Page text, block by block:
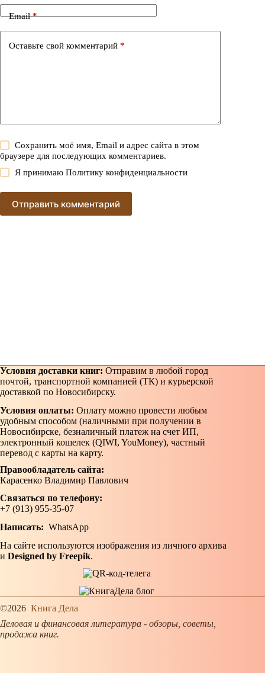
Email*
Оставьте свой комментарий *
Сохранить моё имя, Email и адрес сайта в этом
браузере для последующих комментариев.
Я принимаюПолитику конфиденциальности
Отправить комментарий
Условия доставки книг: Отправим в любой город
почтой, транспортной компанией (ТК) и курьерской
доставкой по Новосибирску.
Условия оплаты: Оплату можно провести любым
удобным способом (наличными при получении в
Новосибирске, безналичный платеж на счет ИП,
электронный кошелек (QIWI, YouMoney), частный
перевод с карты на карту.
Правообладатель сайта:
Карасенко Владимир Павлович
Связаться по телефону:
+7 (913) 955-35-07
Написать: WhatsApp
На сайте используются изображения из личного архива
и Designed by Freepik.
©2026 Книга Дела
Деловая и финансовая литература - обзоры, советы,
продажа книг.